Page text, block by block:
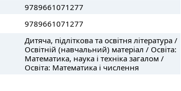
9789661071277
9789661071277
Дитяча, підліткова та освітня література /
Освітній (навчальний) матеріал / Освіта:
Математика, наука і техніка загалом /
Освіта: Математика і числення